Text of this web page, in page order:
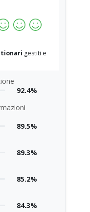
gestiti e
92.4%
89.5%
89.3%
85.2%
84.3%